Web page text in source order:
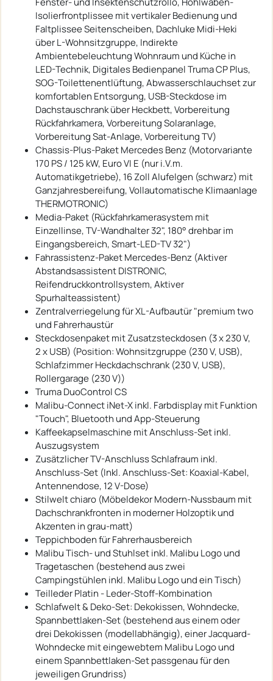
Isolierfrontplissee mit vertikaler Bedienung und
Faltplissee Seitenscheiben, Dachluke Midi-Heki
über L-Wohnsitzgruppe, Indirekte
Ambientebeleuchtung Wohnraum und Küche in
LED-Technik, Digitales Bedienpanel Truma CP Plus,
SOG-Toilettenentlüftung, Abwasserschlauchset zur
komfortablen Entsorgung, USB-Steckdose im
Dachstauschrank über Heckbett, Vorbereitung
Rückfahrkamera, Vorbereitung Solaranlage,
Vorbereitung Sat-Anlage, Vorbereitung TV)
Chassis-Plus-Paket Mercedes Benz (Motorvariante
170 PS / 125 kW, Euro VI E (nur i.V.m.
Automatikgetriebe), 16 Zoll Alufelgen (schwarz) mit
Ganzjahresbereifung, Vollautomatische Klimaanlage
THERMOTRONIC)
Media-Paket (Rückfahrkamerasystem mit
Einzellinse, TV-Wandhalter 32", 180° drehbar im
Eingangsbereich, Smart-LED-TV 32")
Fahrassistenz-Paket Mercedes-Benz (Aktiver
Abstandsassistent DISTRONIC,
Reifendruckkontrollsystem, Aktiver
Spurhalteassistent)
Zentralverriegelung für XL-Aufbautür "premium two
und Fahrerhaustür
Steckdosenpaket mit Zusatzsteckdosen (3 x 230 V,
2 x USB) (Position: Wohnsitzgruppe (230 V, USB),
Schlafzimmer Heckdachschrank (230 V, USB),
Rollergarage (230 V))
Truma DuoControl CS
Malibu-Connect iNet-X inkl. Farbdisplay mit Funktion
"Touch", Bluetooth und App-Steuerung
Kaffeekapselmaschine mit Anschluss-Set inkl.
Auszugsystem
Zusätzlicher TV-Anschluss Schlafraum inkl.
Anschluss-Set (Inkl. Anschluss-Set: Koaxial-Kabel,
Antennendose, 12 V-Dose)
Stilwelt chiaro (Möbeldekor Modern-Nussbaum mit
Dachschrankfronten in moderner Holzoptik und
Akzenten in grau-matt)
Teppichboden für Fahrerhausbereich
Malibu Tisch- und Stuhlset inkl. Malibu Logo und
Tragetaschen (bestehend aus zwei
Campingstühlen inkl. Malibu Logo und ein Tisch)
Teilleder Platin - Leder-Stoff-Kombination
Schlafwelt & Deko-Set: Dekokissen, Wohndecke,
Spannbettlaken-Set (bestehend aus einem oder
drei Dekokissen (modellabhängig), einer Jacquard-
Wohndecke mit eingewebtem Malibu Logo und
einem Spannbettlaken-Set passgenau für den
jeweiligen Grundriss)